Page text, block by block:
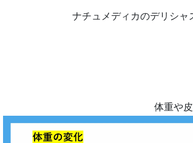
ナチュメディカのデリシャ
体重や